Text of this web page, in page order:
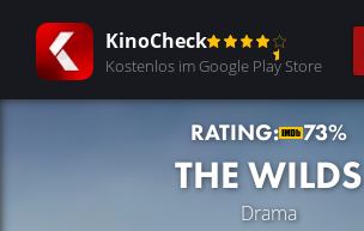
KinoCheck
Kostenlos im Google Play Store
RATING: 73%
THE WILDS
Drama